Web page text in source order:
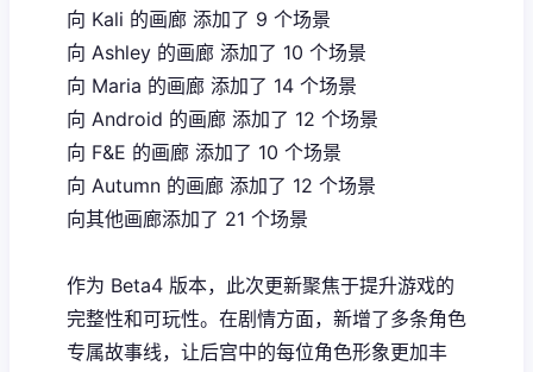
向 Kali 的画廊 添加了 9 个场景
向 Ashley 的画廊 添加了 10 个场景
向 Maria 的画廊 添加了 14 个场景
向 Android 的画廊 添加了 12 个场景
向 F&E 的画廊 添加了 10 个场景
向 Autumn 的画廊 添加了 12 个场景
向其他画廊添加了 21 个场景
作为 Beta4 版本，此次更新聚焦于提升游戏的
完整性和可玩性。在剧情方面，新增了多条角色
专属故事线，让后宫中的每位角色形象更加丰